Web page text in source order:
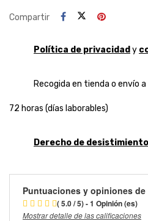
Compartir
Política de privacidad y
Recogida en tienda o envío
72 horas (días laborables)
Derecho de
Puntuaciones y opiniones
( 5.0 / 5) - 1 Opinión (es)
Mostrar detalle de las calificaciones